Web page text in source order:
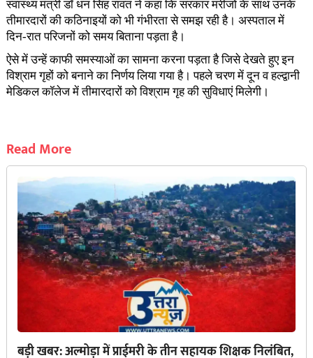
स्वास्थ्य मंत्री डॉ धन सिंह रावत ने कहा कि सरकार मरीजों के साथ उनके
तीमारदारों की कठिनाइयों को भी गंभीरता से समझ रही है। अस्पताल में
दिन-रात परिजनों को समय बिताना पड़ता है।
ऐसे में उन्हें काफी समस्याओं का सामना करना पड़ता है जिसे देखते हुए इन
विश्राम गृहों को बनाने का निर्णय लिया गया है। पहले चरण में दून व हल्द्वानी
मेडिकल कॉलेज में तीमारदारों को विश्राम गृह की सुविधाएं मिलेगी।
Read More
बड़ी खबर: अल्मोड़ा में प्राईमरी के तीन सहायक शिक्षक निलंबित,